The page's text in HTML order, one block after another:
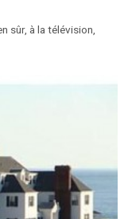
sûr, à la télévision,